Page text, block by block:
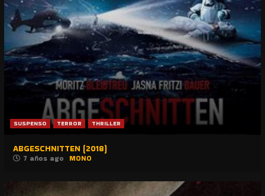
SUSPENSO TERROR THRILLER
ABGESCHNITTEN (2018)
7 años ago MONO